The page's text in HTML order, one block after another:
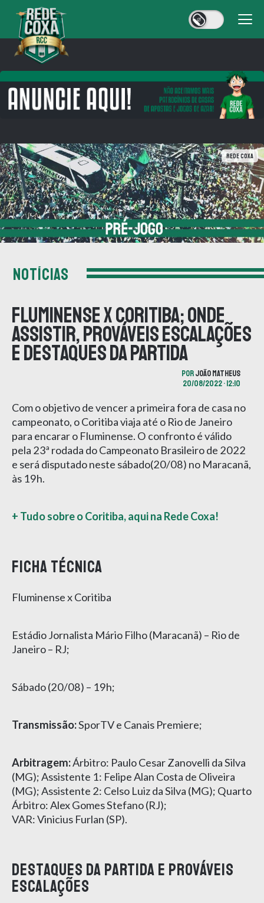
Rede Coxa
NOTÍCIAS
Fluminense x Coritiba; onde
assistir, prováveis escalações
e destaques da partida
PORJOÃO MATHEUS
20/08/2022 • 12:10
Com o objetivo de vencer a primeira fora de casa no
campeonato, o Coritiba viaja até o Rio de Janeiro
para encarar o Fluminense. O confronto é válido
pela 23ª rodada do Campeonato Brasileiro de 2022
e será disputado neste sábado(20/08) no Maracanã,
às 19h.
+ Tudo sobre o Coritiba, aqui na Rede Coxa!
Ficha técnica
Fluminense x Coritiba
Estádio Jornalista Mário Filho (Maracanã) – Rio de
Janeiro – RJ;
Sábado (20/08) – 19h;
Transmissão:SporTV e Canais Premiere;
Arbitragem:Árbitro: Paulo Cesar Zanovelli da Silva
(MG); Assistente 1: Felipe Alan Costa de Oliveira
(MG); Assistente 2: Celso Luiz da Silva (MG); Quarto
Árbitro: Alex Gomes Stefano (RJ);
VAR: Vinicius Furlan (SP).
Destaques da partida e prováveis
escalações